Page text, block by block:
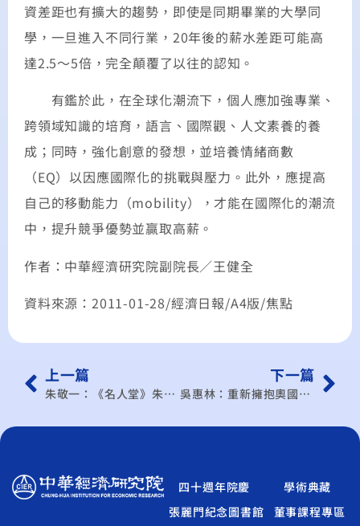
資差距也有擴大的趨勢，即使是同期畢業的大學同
學，一旦進入不同行業，20年後的薪水差距可能高
達2.5～5倍，完全顛覆了以往的認知。
有鑑於此，在全球化潮流下，個人應加強專業、
跨領域知識的培育，語言、國際觀、人文素養的養
成；同時，強化創意的發想，並培養情緒商數
（EQ）以因應國際化的挑戰與壓力。此外，應提高
自己的移動能力（mobility），才能在國際化的潮流
中，提升競爭優勢並贏取高薪。
作者：中華經濟研究院副院長／王健全
資料來源：2011-01-28/經濟日報/A4版/焦點
上一篇
朱敬一：《名人堂》朱大班的最後評論
下一篇
吳惠林：重新擁抱奧國學派
四十週年院慶
學術典藏
張麗門紀念圖書館
董事課程專區